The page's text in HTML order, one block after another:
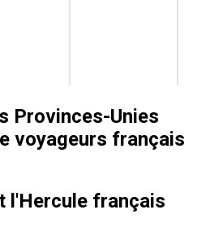
Provinces-Unies
voyageurs français
l'Hercule français